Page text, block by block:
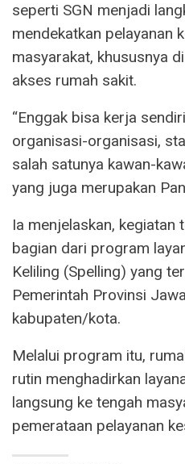
seperti SGN menjadi
mendekatkan pelayanan
masyarakat, khususnya
akses rumah sakit.
“Enggak bisa kerja
organisasi-organisasi,
salah satunya kawan-
yang juga merupakan
Ia menjelaskan, kegiatan
bagian dari program
Keliling (Spelling) yang
Pemerintah Provinsi
kabupaten/kota.
Melalui program itu,
rutin menghadirkan
langsung ke tengah
pemerataan pelayanan